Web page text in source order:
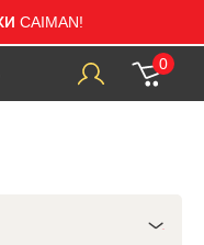
CAIMAN!
0